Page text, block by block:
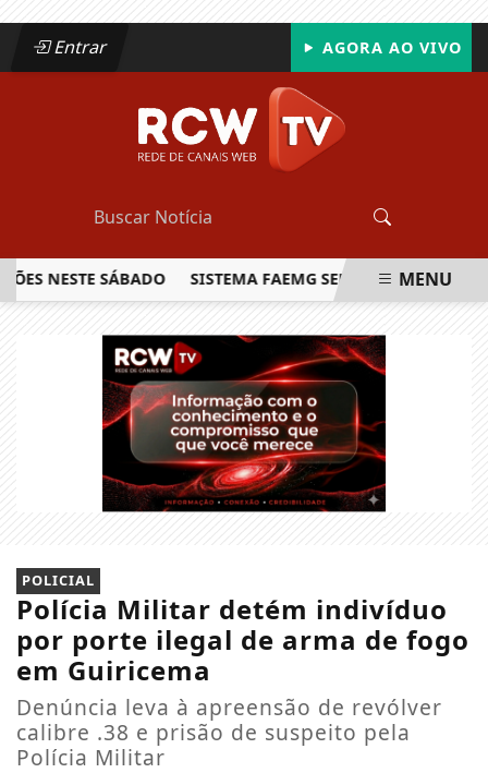
Entrar AGORA AO VIVO
NESTE SÁBADO SISTEMA FAEMG SENAR LANÇA O
MENU
POLICIAL
Polícia Militar detém indivíduo
por porte ilegal de arma de fogo
em Guiricema
Denúncia leva à apreensão de revólver
calibre .38 e prisão de suspeito pela
Polícia Militar